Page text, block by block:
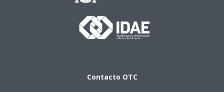
Contacto OTC